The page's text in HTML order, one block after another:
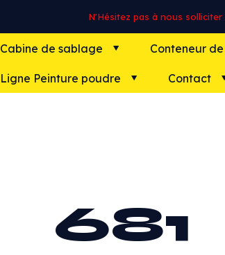
N'Hésitez pas à nous
Cabine de sablage Conteneur
Ligne Peinture poudre Contact
681